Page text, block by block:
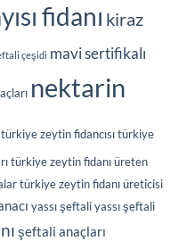
fidanı kiraz
çeşidi mavi sertifikalı
nektarin
türkiye zeytin fidancısıtürkiye
türkiye zeytin fidanı üreten
türkiye zeytin fidanı üreticisi
yassı şeftaliyassı şeftali
şeftali anaçları